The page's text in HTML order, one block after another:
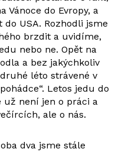
Vánoce do Evropy, a
USA. Rozhodli jsme
brzdit a uvidíme,
nebo ne. Opět na
a bez jakýchkoliv
léto strávené v
Letos jedu do
už není jen o práci a
ale o nás.
dva jsme stále